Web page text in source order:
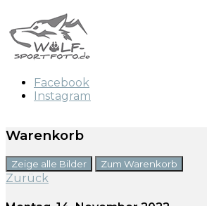
Facebook
Instagram
Warenkorb
Zeige alle Bilder Zum Warenkorb
Zurück